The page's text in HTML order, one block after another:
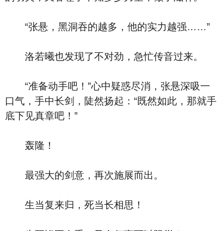
“张悬，黑洞吞的越多，他的实力越强……”
洛若曦也发现了不对劲，急忙传音过来。
“准备动手吧！”心中疑惑尽消，张悬深吸一
口气，手中长剑，陡然扬起：“既然如此，那就手
底下见真章吧！”
轰隆！
最强大的剑意，再次施展而出。
生当复来归，死当长相思！